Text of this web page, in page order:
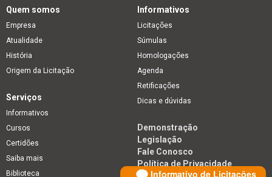
Informativo de Licitações
Quem somos
Empresa
Atualidade
História
Origem da Licitação
Informativos
Licitações
Súmulas
Homologações
Agenda
Retificações
Dicas e dúvidas
Serviços
Informativos
Cursos
Certidões
Saiba mais
Biblioteca
Demonstração
Legislação
Fale Conosco
Política de Privacidade